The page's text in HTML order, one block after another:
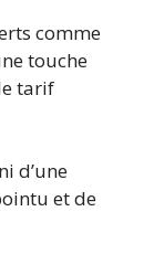
comme
touche
tarif
d’une
et de